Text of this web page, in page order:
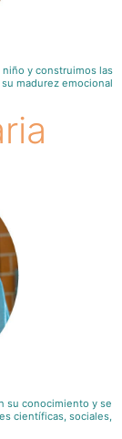
y construimos las
madurez emocional
su conocimiento y se
científicas, sociales,